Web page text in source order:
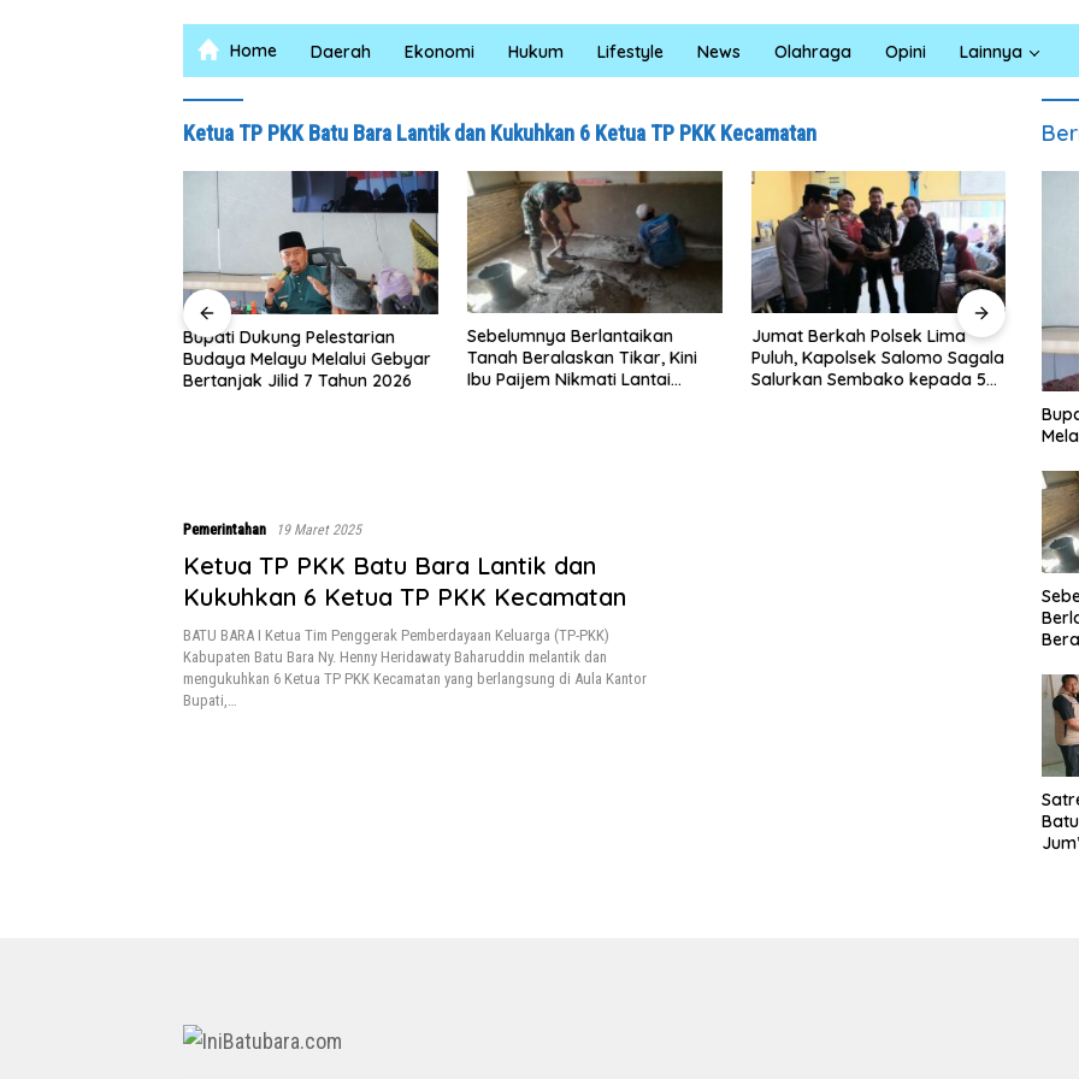
Home Daerah Ekonomi Hukum Lifestyle News Olahraga Opini Lainnya
Ketua TP PKK Batu Bara Lantik dan Kukuhkan 6 Ketua TP PKK Kecamatan
Bupati Dukung Pelestarian
Budaya Melayu Melalui Gebyar
Bertanjak Jilid 7 Tahun 2026
Sebelumnya Berlantaikan
Tanah Beralaskan Tikar, Kini
Ibu Paijem Nikmati Lantai
Jumat Berkah Polsek Lima
Puluh, Kapolsek Salomo Sagala
Salurkan Sembako kepada 50
Bara
Santuni
Pemerintahan 19 Maret 2025
Ketua TP PKK Batu Bara Lantik dan
Kukuhkan 6 Ketua TP PKK Kecamatan
BATU BARA I Ketua Tim Penggerak Pemberdayaan Keluarga (TP-PKK)
Kabupaten Batu Bara Ny. Henny Heridawaty Baharuddin melantik dan
mengukuhkan 6 Ketua TP PKK Kecamatan yang berlangsung di Aula Kantor
Bupati,…